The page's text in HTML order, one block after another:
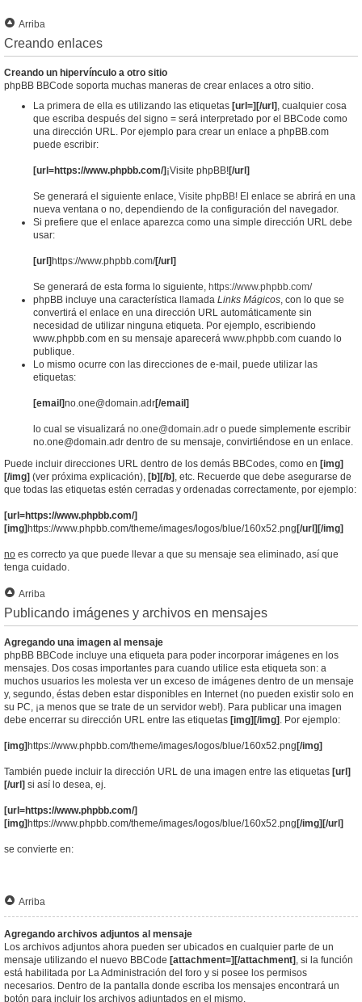
Arriba
Creando enlaces
Creando un hipervínculo a otro sitio
phpBB BBCode soporta muchas maneras de crear enlaces a otro sitio.
La primera de ella es utilizando las etiquetas [url=][/url] , cualquier cosa
que escriba después del signo = será interpretado por el BBCode como
una dirección URL. Por ejemplo para crear un enlace a phpBB.com
puede escribir:
[url=https://www.phpbb.com/] ¡Visite phpBB![/url]
Se generará el siguiente enlace, Visite phpBB! El enlace se abrirá en una
nueva ventana o no, dependiendo de la configuración del navegador.
Si prefiere que el enlace aparezca como una simple dirección URL debe
usar:
[url] https://www.phpbb.com/[/url]
Se generará de esta forma lo siguiente, https://www.phpbb.com/
phpBB incluye una característica llamada Links Mágicos, con lo que se
convertirá el enlace en una dirección URL automáticamente sin
necesidad de utilizar ninguna etiqueta. Por ejemplo, escribiendo
www.phpbb.com en su mensaje aparecerá www.phpbb.com cuando lo
publique.
Lo mismo ocurre con las direcciones de e-mail, puede utilizar las
etiquetas:
[email]no.one@domain.adr[/email]
lo cual se visualizará no.one@domain.adr o puede simplemente escribir
no.one@domain.adr dentro de su mensaje, convirtiéndose en un enlace.
Puede incluir direcciones URL dentro de los demás BBCodes, como en [img]
[/img] (ver próxima explicación), [b][/b] , etc. Recuerde que debe asegurarse de
que todas las etiquetas estén cerradas y ordenadas correctamente, por ejemplo:
[url=https://www.phpbb.com/]
[img] https://www.phpbb.com/theme/images/logos/blue/160x52.png [/url][/img]
no es correcto ya que puede llevar a que su mensaje sea eliminado, así que
tenga cuidado.
Arriba
Publicando imágenes y archivos en mensajes
Agregando una imagen al mensaje
phpBB BBCode incluye una etiqueta para poder incorporar imágenes en los
mensajes. Dos cosas importantes para cuando utilice esta etiqueta son: a
muchos usuarios les molesta ver un exceso de imágenes dentro de un mensaje
y, segundo, éstas deben estar disponibles en Internet (no pueden existir solo en
su PC, ¡a menos que se trate de un servidor web!). Para publicar una imagen
debe encerrar su dirección URL entre las etiquetas [img][/img] . Por ejemplo:
[img] https://www.phpbb.com/theme/images/logos/blue/160x52.png [/img]
También puede incluir la dirección URL de una imagen entre las etiquetas [url]
[/url] si así lo desea, ej.
[url=https://www.phpbb.com/]
[img] https://www.phpbb.com/theme/images/logos/blue/160x52.png [/img][/url]
se convierte en:
Arriba
Agregando archivos adjuntos al mensaje
Los archivos adjuntos ahora pueden ser ubicados en cualquier parte de un
mensaje utilizando el nuevo BBCode [attachment=][/attachment] , si la función
está habilitada por La Administración del foro y si posee los permisos
necesarios. Dentro de la pantalla donde escriba los mensajes encontrará un
botón para incluir los archivos adjuntados en el mismo.